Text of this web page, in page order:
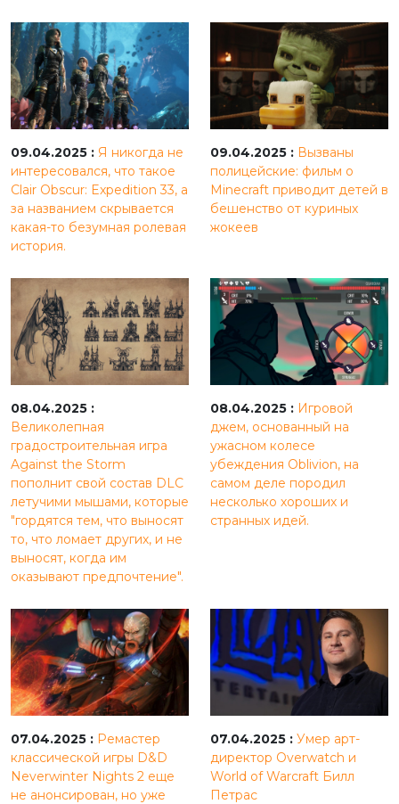
09.04.2025 : Я никогда не
интересовался, что такое
Clair Obscur: Expedition 33, а
за названием скрывается
какая-то безумная ролевая
история.
09.04.2025 : Вызваны
полицейские: фильм о
Minecraft приводит детей в
бешенство от куриных
жокеев
08.04.2025 :
Великолепная
градостроительная игра
Against the Storm
пополнит свой состав DLC
летучими мышами, которые
"гордятся тем, что выносят
то, что ломает других, и не
выносят, когда им
оказывают предпочтение".
08.04.2025 : Игровой
джем, основанный на
ужасном колесе
убеждения Oblivion, на
самом деле породил
несколько хороших и
странных идей.
07.04.2025 : Ремастер
классической игры D&D
Neverwinter Nights 2 еще
не анонсирован, но уже
07.04.2025 : Умер арт-
директор Overwatch и
World of Warcraft Билл
Петрас